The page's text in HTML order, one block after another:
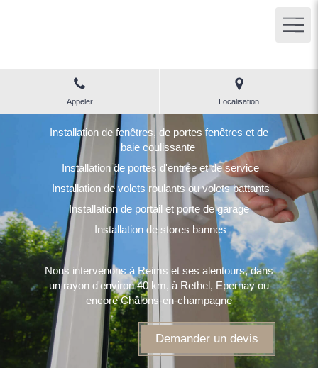
Appeler Localisation
Installation de fenêtres, de portes fenêtres et de
baie coulissante
Installation de portes d'entrée et de service
Installation de volets roulants ou volets battants
Installation de portail et porte de garage
Installation de stores bannes
Nous intervenons à Reims et ses alentours, dans
un rayon d'environ 40 km, à Rethel, Epernay ou
encore Châlons-en-champagne
Demander un devis